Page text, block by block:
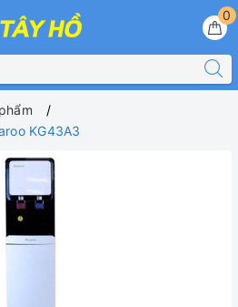
0
KG43A3